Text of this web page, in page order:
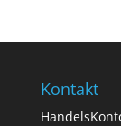
Kontakt